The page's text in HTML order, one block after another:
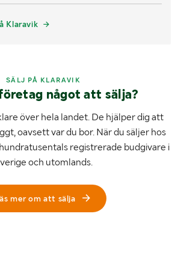
Klaravik
SÄLJ PÅ KLARAVIK
något att sälja?
över hela landet. De hjälper dig att
oavsett var du bor. När du säljer hos
registrerade budgivare i
och utomlands.
mer om att sälja